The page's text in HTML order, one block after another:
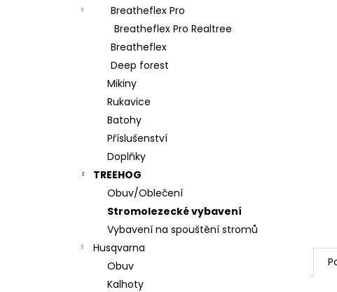
Breatheflex Pro
Breatheflex Pro Realtree
Breatheflex
Deep forest
Mikiny
Rukavice
Batohy
Příslušenství
Doplňky
TREEHOG
Obuv/Oblečení
Stromolezecké vybavení
Vybavení na spouštění stromů
Husqvarna
Obuv
Kalhoty